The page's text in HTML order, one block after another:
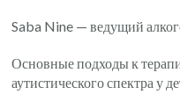
Saba Nine — ведущий
Основные подходы к
аутистического спектра у